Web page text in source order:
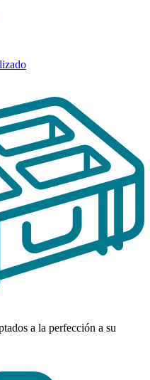
a la perfección a su